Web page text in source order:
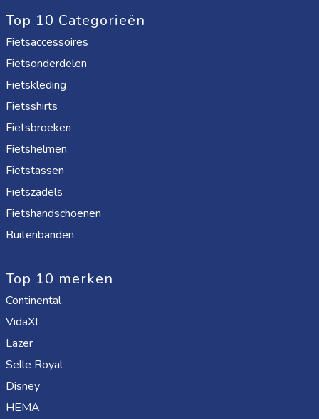
Top 10 Categorieën
Fietsaccessoires
Fietsonderdelen
Fietskleding
Fietsshirts
Fietsbroeken
Fietshelmen
Fietstassen
Fietszadels
Fietshandschoenen
Buitenbanden
Top 10 merken
Continental
VidaXL
Lazer
Selle Royal
Disney
HEMA